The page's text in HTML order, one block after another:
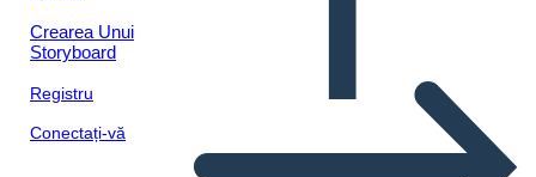
Crearea Unui
Storyboard
Registru
Conectați-vă